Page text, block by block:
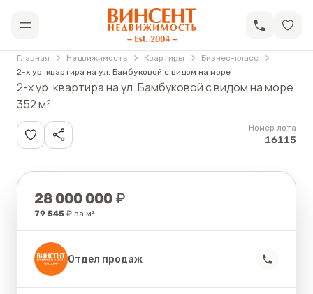
Открыть меню
АН «Винсент Недвижимость»
Главная Недвижимость Квартиры
Бизнес-класс
2-х ур. квартира на ул. Бамбуковой с видом на море
2-х ур. квартира на ул. Бамбуковой с видом на море
352 м²
Номер лота
16115
Цена
28 000 000 ₽
79 545 ₽ за м²
Отдел продаж